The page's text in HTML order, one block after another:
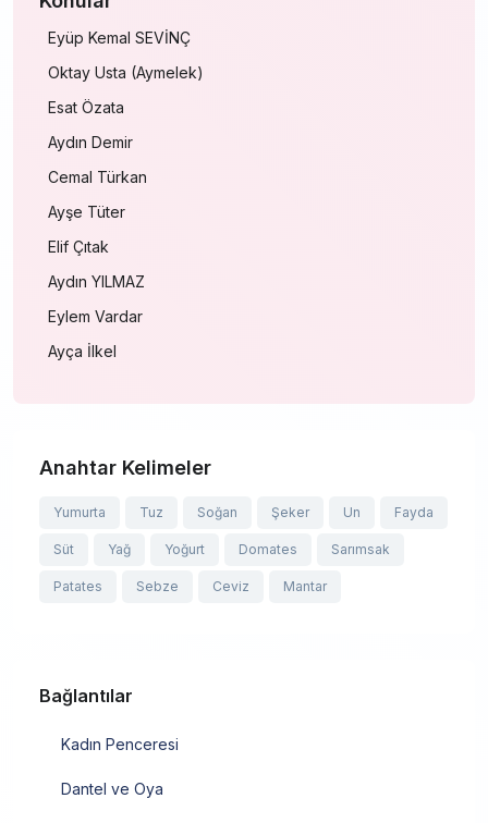
Eyüp Kemal SEVİNÇ
Oktay Usta (Aymelek)
Esat Özata
Aydın Demir
Cemal Türkan
Ayşe Tüter
Elif Çıtak
Aydın YILMAZ
Eylem Vardar
Ayça İlkel
Anahtar Kelimeler
Yumurta Tuz Soğan Şeker Un Fayda
Süt Yağ Yoğurt Domates Sarımsak
Patates Sebze Ceviz Mantar
Bağlantılar
Kadın Penceresi
Dantel ve Oya